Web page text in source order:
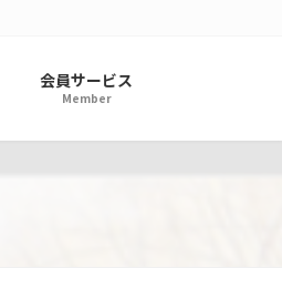
会員サービス
Member